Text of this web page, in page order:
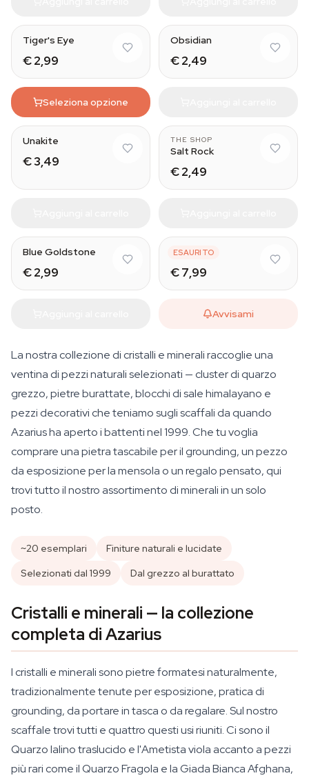
Tiger's Eye
€ 2,99
Seleziona opzione
Obsidian
€ 2,49
Unakite
€ 3,49
THE SHOP
Salt Rock
€ 2,49
Blue Goldstone
€ 2,99
ESAURITO
Malachite
€ 7,99
Avvisami
La nostra collezione di cristalli e minerali raccoglie una
ventina di pezzi naturali selezionati — cluster di quarzo
grezzo, pietre burattate, blocchi di sale himalayano e
pezzi decorativi che teniamo sugli scaffali da quando
Azarius ha aperto i battenti nel 1999. Che tu voglia
comprare una pietra tascabile per il grounding, un pezzo
da esposizione per la mensola o un regalo pensato, qui
trovi tutto il nostro assortimento di minerali in un solo
posto.
~20 esemplari
Finiture naturali e lucidate
Selezionati dal 1999
Dal grezzo al burattato
Cristalli e minerali — la collezione
completa di Azarius
I cristalli e minerali sono pietre formatesi naturalmente,
tradizionalmente tenute per esposizione, pratica di
grounding, da portare in tasca o da regalare. Sul nostro
scaffale trovi tutti e quattro questi usi riuniti. Ci sono il
Quarzo Ialino traslucido e l'Ametista viola accanto a pezzi
più rari come il Quarzo Fragola e la Giada Bianca Afghana,